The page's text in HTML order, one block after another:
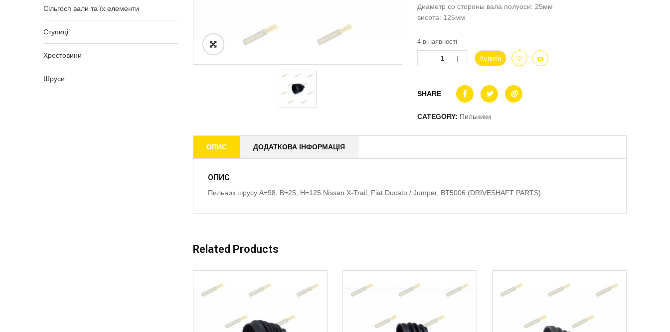
Сільгосп вали та їх елементи
Ступиці
Хрестовини
Шруси
Диаметр со стороны вала полуоси: 25мм
висота: 125мм
4 в наявності
Купити
SHARE
CATEGORY: Пильники
ОПИС ДОДАТКОВА ІНФОРМАЦІЯ
ОПИС
Пильник шрусу A=98, B=25, H=125 Nissan X-Trail, Fiat Ducato / Jumper, BT5006 (DRIVESHAFT PARTS)
Related Products